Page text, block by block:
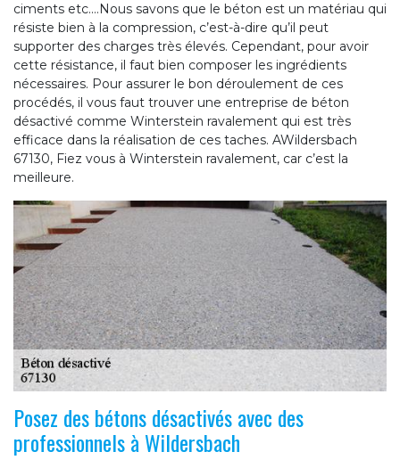
ciments etc.…Nous savons que le béton est un matériau qui
résiste bien à la compression, c’est-à-dire qu’il peut
supporter des charges très élevés. Cependant, pour avoir
cette résistance, il faut bien composer les ingrédients
nécessaires. Pour assurer le bon déroulement de ces
procédés, il vous faut trouver une entreprise de béton
désactivé comme Winterstein ravalement qui est très
efficace dans la réalisation de ces taches. AWildersbach
67130, Fiez vous à Winterstein ravalement, car c’est la
meilleure.
Posez des bétons désactivés avec des
professionnels à Wildersbach